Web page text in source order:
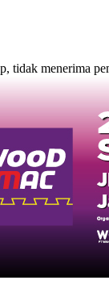
tidak menerima